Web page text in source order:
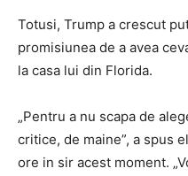
Totusi, Trump a crescut
promisiunea de a avea
la casa lui din Florida.
„Pentru a nu scapa de
critice, de maine”, a spus
ore in sir acest moment.